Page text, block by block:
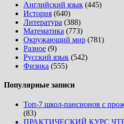
Английский язык (445)
История (640)
Литература (388)
Математика (773)
Окружающий мир (781)
Разное (9)
Русский язык (542)
Физика (555)
Популярные записи
Топ-7 школ-пансионов с
(83)
ПРАКТИЧЕСКИЙ КУРС